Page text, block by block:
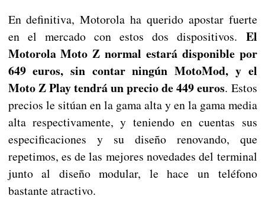
En definitiva, Motorola ha querido apostar fuerte
en el mercado con estos dos dispositivos. El
Motorola Moto Z normal estará disponible por
649 euros, sin contar ningún MotoMod, y el
Moto Z Play tendrá un precio de 449 euros. Estos
precios le sitúan en la gama alta y en la gama media
alta respectivamente, y teniendo en cuentas sus
especificaciones y su diseño renovando, que
repetimos, es de las mejores novedades del terminal
junto al diseño modular, le hace un teléfono
bastante atractivo.